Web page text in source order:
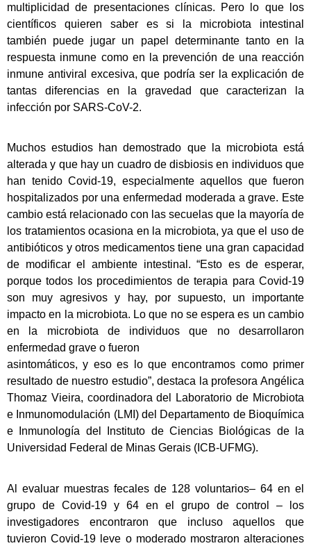
multiplicidad de presentaciones clínicas. Pero lo que los
científicos quieren saber es si la microbiota intestinal
también puede jugar un papel determinante tanto en la
respuesta inmune como en la prevención de una reacción
inmune antiviral excesiva, que podría ser la explicación de
tantas diferencias en la gravedad que caracterizan la
infección por SARS-CoV-2.
Muchos estudios han demostrado que la microbiota está
alterada y que hay un cuadro de disbiosis en individuos que
han tenido Covid-19, especialmente aquellos que fueron
hospitalizados por una enfermedad moderada a grave. Este
cambio está relacionado con las secuelas que la mayoría de
los tratamientos ocasiona en la microbiota, ya que el uso de
antibióticos y otros medicamentos tiene una gran capacidad
de modificar el ambiente intestinal. “Esto es de esperar,
porque todos los procedimientos de terapia para Covid-19
son muy agresivos y hay, por supuesto, un importante
impacto en la microbiota. Lo que no se espera es un cambio
en la microbiota de individuos que no desarrollaron
enfermedad grave o fueron
asintomáticos, y eso es lo que encontramos como primer
resultado de nuestro estudio”, destaca la profesora Angélica
Thomaz Vieira, coordinadora del Laboratorio de Microbiota
e Inmunomodulación (LMI) del Departamento de Bioquímica
e Inmunología del Instituto de Ciencias Biológicas de la
Universidad Federal de Minas Gerais (ICB-UFMG).
Al evaluar muestras fecales de 128 voluntarios– 64 en el
grupo de Covid-19 y 64 en el grupo de control – los
investigadores encontraron que incluso aquellos que
tuvieron Covid-19 leve o moderado mostraron alteraciones